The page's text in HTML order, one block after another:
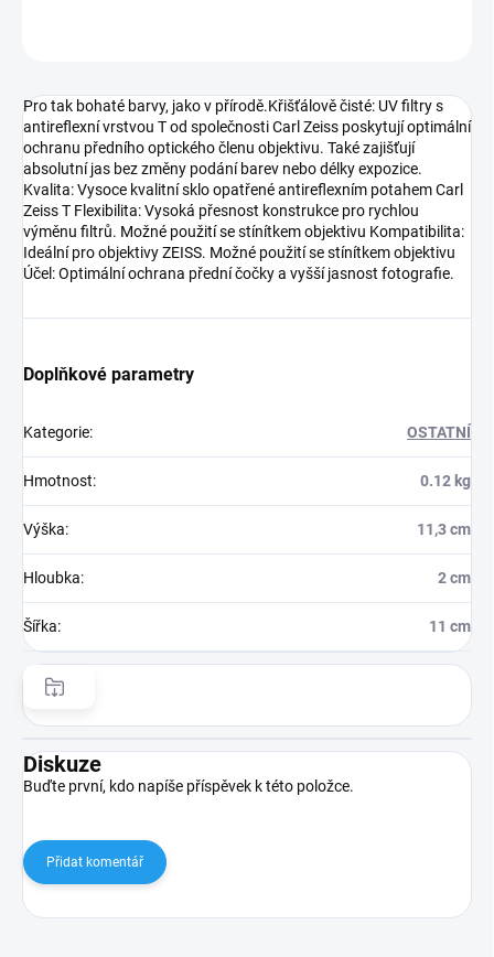
Pro tak bohaté barvy, jako v přírodě.Křišťálově čisté: UV filtry s
antireflexní vrstvou T od společnosti Carl Zeiss poskytují optimální
ochranu předního optického členu objektivu. Také zajišťují
absolutní jas bez změny podání barev nebo délky expozice.
Kvalita: Vysoce kvalitní sklo opatřené antireflexním potahem Carl
Zeiss T Flexibilita: Vysoká přesnost konstrukce pro rychlou
výměnu filtrů. Možné použití se stínítkem objektivu Kompatibilita:
Ideální pro objektivy ZEISS. Možné použití se stínítkem objektivu
Účel: Optimální ochrana přední čočky a vyšší jasnost fotografie.
Doplňkové parametry
Kategorie: OSTATNÍ
Hmotnost: 0.12 kg
Výška: 11,3 cm
Hloubka: 2 cm
Šířka: 11 cm
Diskuze
Buďte první, kdo napíše příspěvek k této položce.
Přidat komentář